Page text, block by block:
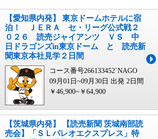
【愛知県内発】 東京ドームホテルに宿
泊！ ＪＥＲＡ セ・リーグ公式戦２
０２６ 読売ジャイアンツ ＶＳ 中
日ドラゴンズin東京ドーム と 読売新
聞東京本社見学２日間
コース番号266133452`NAGO
09月01日~09月30日 出発 2日間
￥46,900~￥64,900
【茨城県内発】 【読売新聞 茨城南部読
売会】「ＳＬパレオエクスプレス」特